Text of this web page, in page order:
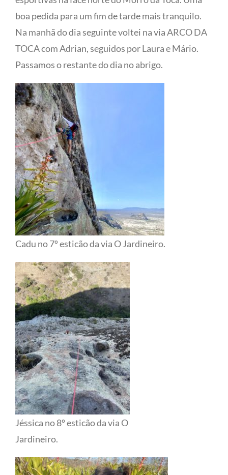
boa pedida para um fim de tarde mais tranquilo.
Na manhã do dia seguinte voltei na via ARCO DA
TOCA com Adrian, seguidos por Laura e Mário.
Passamos o restante do dia no abrigo.
Cadu no 7º esticão da via O Jardineiro.
Jéssica no 8º esticão da via O
Jardineiro.